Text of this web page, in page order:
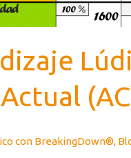
con BreakingDown®,